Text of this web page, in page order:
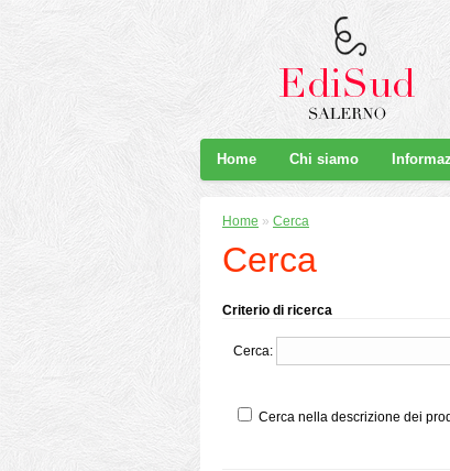
Home Chi siamo
Home » Cerca
Cerca
Criterio di ricerca
Cerca:
Cerca nella descrizione dei